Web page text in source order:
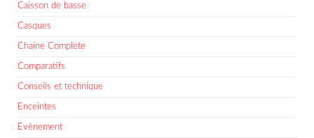
Caisson de basse
Casques
Chaine Complete
Comparatifs
Conseils et technique
Enceintes
Evènement